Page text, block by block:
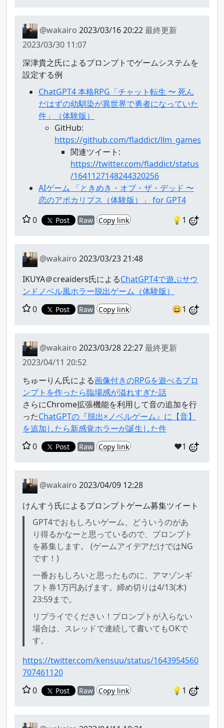
@wakairo 2023/03/16 20:22最終更新
2023/03/30 11:07
深津貴之氏によるプロンプトでゲームシステムを
設定する例
ChatGPT4 本格RPG「チャット転生 〜 死ん
だはずの幼馴染が異世界で勇者になっていた
件」（体験版）
GitHub:
https://github.com/fladdict/llm_games
関連ツイート:
https://twitter.com/fladdict/status
/1641127148244320256
AIゲーム 「ときめき・オブ・ザ・デッド 〜
恋のアポカリプス（体験版）」 for GPT4
0
Post Raw Copy link 💡1
@wakairo 2023/03/23 21:48
IKUYA＠creaiders氏によるChatGPT4で遊ぶサウ
ンドノベル風ホラー脱出ゲーム（体験版）
0
Post Raw Copy link 😄1
@wakairo 2023/03/28 22:27最終更新
2023/04/11 20:52
ちゅーりん氏による画像付きのRPGを遊べるプロ
ンプトを作ったら臨場感が溢れすぎた話
さらにChrome拡張機能を利用して音の追加を行
ったChatGPTの『脱出×ノベルゲーム』に【音】
を追加したら新感覚ホラーが誕生した件
0
Post Raw Copy link ❤️1
@wakairo 2023/04/09 12:28
けんすう氏によるプロンプトゲーム募集ツイート
GPT4でおもしろいゲーム、どういうのがあ
り得るかなーと思っているので、プロンプト
を募集します。 (ゲームアイデアだけではNG
です！)
一番おもしろいと思ったものに、アマゾンギ
フト券1万円あげます。締め切りは4/13(木)
23:59まで。
リプライでください！プロンプトが入らない
場合は、スレッドで連続して書いてもOKで
す。
https://twitter.com/kensuu/status/1643954560
707461120
0
Post Raw Copy link 💡1